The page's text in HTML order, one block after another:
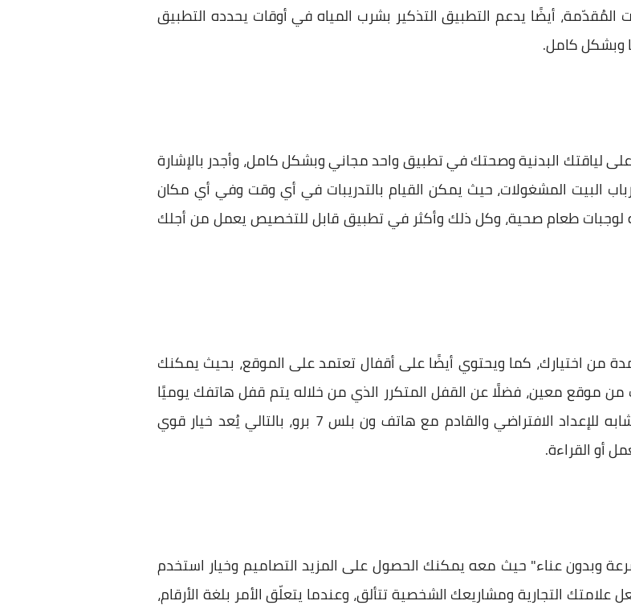
المُقدّمة، أيضًا يدعم التطبيق التذكير بشرب المياه في أوقات يحدده التطبيق
وبشكل كامل.
لياقتك البدنية وصحتك في تطبيق واحد مجاني وبشكل كامل، وأجدر بالإشارة
البيت المشغولات، حيث يمكن القيام بالتدريبات في أي وقت وفي أي مكان
لوجبات طعام صحية، وكل ذلك وأكثر في تطبيق قابل للتخصيص يعمل من أجلك
من اختيارك، كما ويحتوي أيضًا على أقفال تعتمد على الموقع، بحيث يمكنك
موقع معين، فضلًا عن القفل المتكرر الذي من خلاله يتم قفل هاتفك يوميًا
عند حلول الوقت المحدد سلفًا، وهذا التطبيق مشابه للإعداد الافتراضي والقادم مع هاتف ون بلس 7 برو، بالتالي يُعد خيار قوي
أو القراءة.
وبدون عناء" حيث معه يمكنك الحصول على المزيد التصاميم وخيار استخدم
علامتك التجارية ومشاريعك الشخصية تتألق، وعندما يتعلّق الأمر بلغة الأرقام،